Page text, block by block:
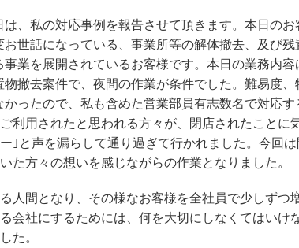
、私の対応事例を報告させて頂きます。本日のお
お世話になっている、事業所等の解体撤去、及び残
事業を展開されているお客様です。本日の業務内
物撤去案件で、夜間の作業が条件でした。難易度
かったので、私も含めた営業部員有志数名で対応す
利用されたと思われる方々が、閉店されたことに
｣と声を漏らして通り過ぎて行かれました。今回
た方々の想いを感じながらの作業となりました。
間となり、その様なお客様を全社員で少しずつ
会社にするためには、何を大切にしなくてはいけ
た。